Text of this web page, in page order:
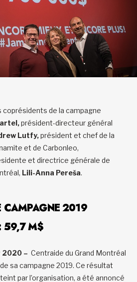
coprésidents de la campagne
président-directeur général
Lutfy,président et chef de la
et de Carbonleo,
et directrice générale de
Lili-Anna Pereša.
CAMPAGNE 2019
59,7 M$
2020 – Centraide du Grand Montréal
sa campagne 2019. Ce résultat
par l’organisation, a été annoncé